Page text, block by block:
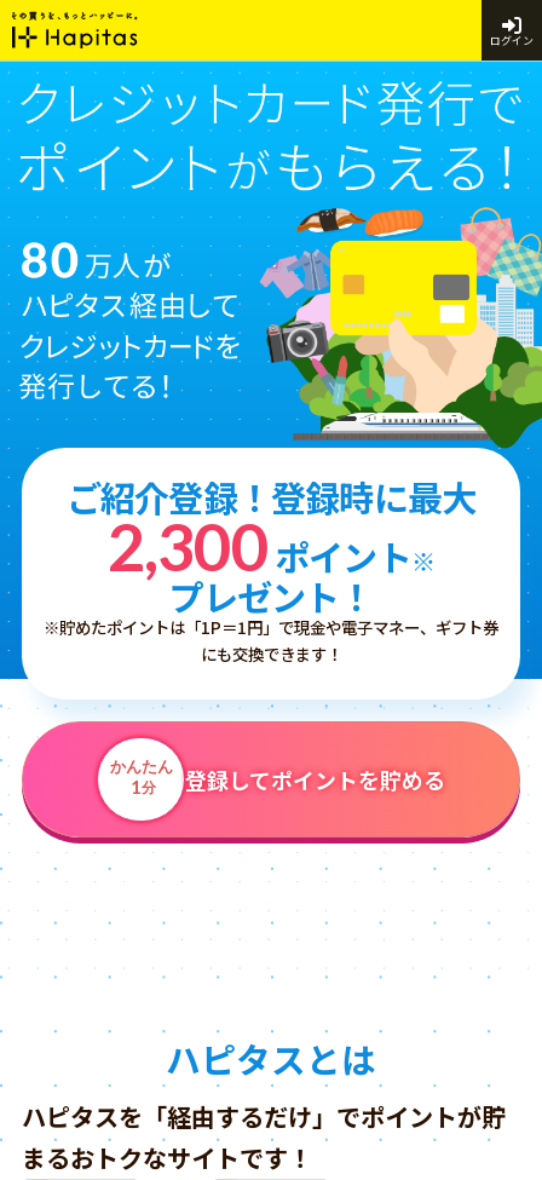
ログイン
ご紹介登録！登録時に最大
2,300ポイント※
プレゼント！
※貯めたポイントは「1P＝1円」で現金や電子マネー、ギフト券
にも交換できます！
かんたん
1分 登録してポイントを貯める
ハピタスとは
ハピタスを「経由するだけ」でポイントが貯
まるおトクなサイトです！